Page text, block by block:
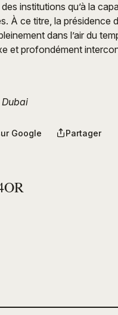
institutions qu’à la
À ce titre, la présidence
dans l’air du
et profondément
Dubai
Google Partager